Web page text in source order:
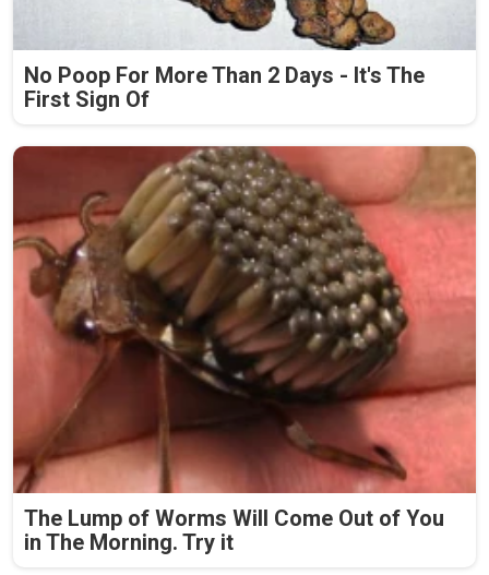
No Poop For More Than 2 Days - It's The
First Sign Of
The Lump of Worms Will Come Out of You
in The Morning. Try it